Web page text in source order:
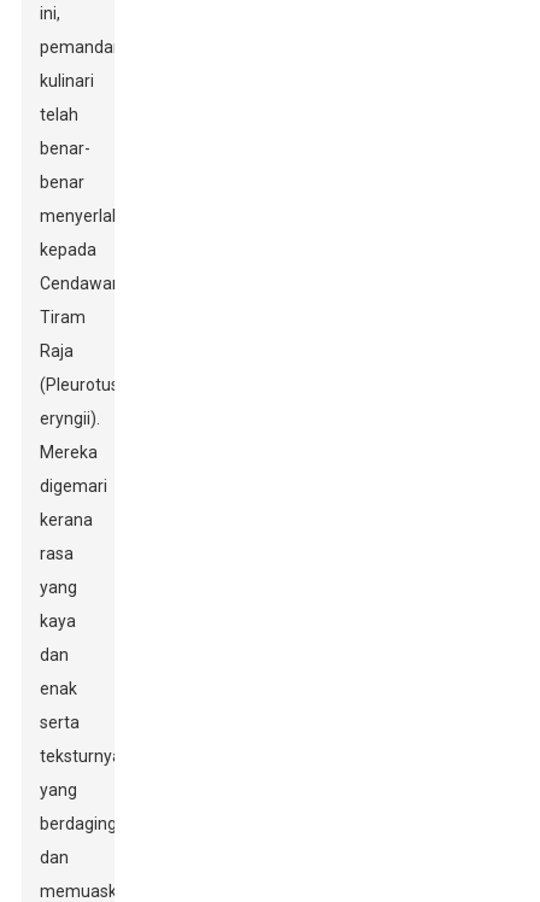
ini,
pemandangan
kulinari
telah
benar-
benar
menyerlah
kepada
Cendawan
Tiram
Raja
(Pleurotus
eryngii).
Mereka
digemari
kerana
rasa
yang
kaya
dan
enak
serta
teksturnya
yang
berdaging
dan
memuaskan